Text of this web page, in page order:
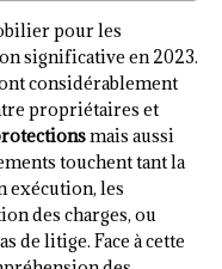
pour les
significative en 2023.
considérablement
propriétaires et
mais aussi
touchent tant la
exécution, les
des charges, ou
de litige. Face à cette